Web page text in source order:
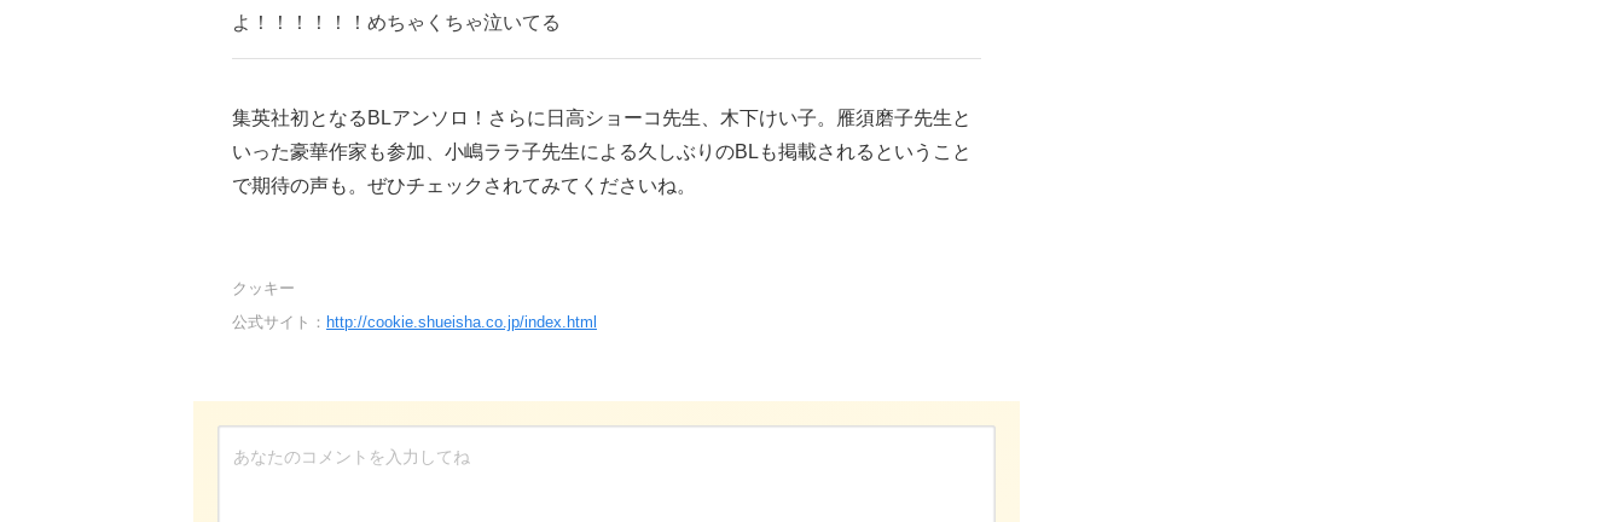
よ！！！！！！めちゃくちゃ泣いてる
集英社初となるBLアンソロ！さらに日高ショーコ先生、木下けい子。雁須磨子先生と
いった豪華作家も参加、小嶋ララ子先生による久しぶりのBLも掲載されるということ
で期待の声も。ぜひチェックされてみてくださいね。
クッキー
公式サイト： http://cookie.shueisha.co.jp/index.html